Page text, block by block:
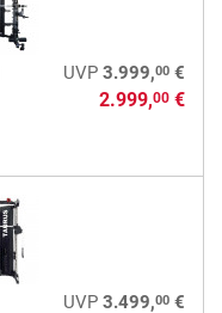
UVP 3.999,00€
2.999,00€
UVP 3.499,00€